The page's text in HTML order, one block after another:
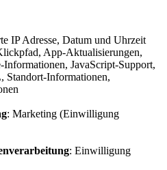
IP Adresse, Datum und Uhrzeit
App-Aktualisierungen,
JavaScript-Support,
Standort-Informationen,
: Marketing (Einwilligung
: Einwilligung